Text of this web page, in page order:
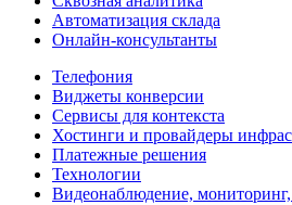
Автоматизация склада
Онлайн-консультанты
Телефония
Виджеты конверсии
Сервисы для контекста
Хостинги и провайдеры
Платежные решения
Технологии
Видеонаблюдение, мониторинг,